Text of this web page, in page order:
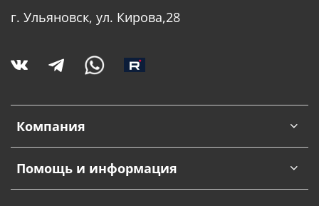
Компания
Помощь и информация
г. Ульяновск, ул. Кирова,28